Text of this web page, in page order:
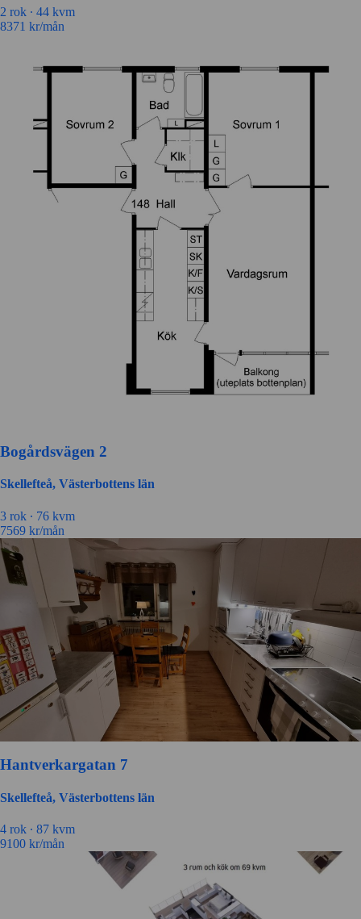
2 rok ∙ 44 kvm
8371 kr/mån
Bogårdsvägen 2
Skellefteå, Västerbottens län
3 rok ∙ 76 kvm
7569 kr/mån
Hantverkargatan 7
Skellefteå, Västerbottens län
4 rok ∙ 87 kvm
9100 kr/mån